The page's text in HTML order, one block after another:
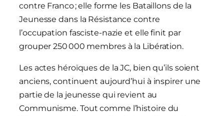
contre Franco ; elle forme les Bataillons de la
Jeunesse dans la Résistance contre
l’occupation fasciste-nazie et elle finit par
grouper 250 000 membres à la Libération.
Les actes héroïques de la JC, bien qu’ils soient
anciens, continuent aujourd’hui à inspirer une
partie de la jeunesse qui revient au
Communisme. Tout comme l’histoire du